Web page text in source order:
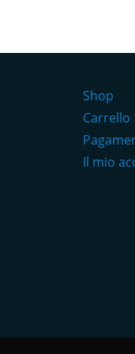
Shop
Carrello
Il mio